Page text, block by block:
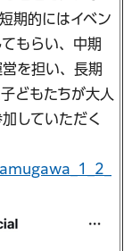
期的にはイベン
もらい、中期
を担い、長期
どもたちが大人
していただく